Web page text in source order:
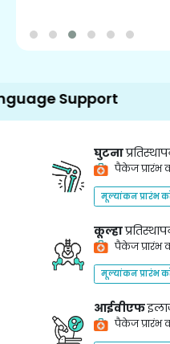
500+
घुटना
पैकेज प्रारंभ
मूल्यांकन प्रारंभ
कूल्हा
पैकेज प्रारंभ
मूल्यांकन प्रारंभ
आईवीएफ
पैकेज प्रारंभ